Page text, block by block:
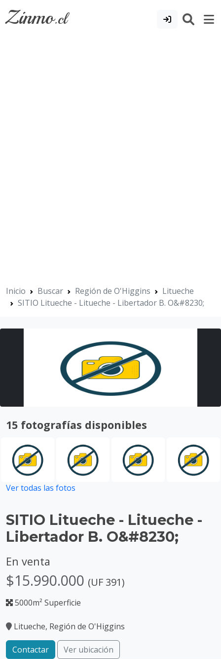
Zinmo.cl
Inicio Buscar Región de O'Higgins
Litueche
SITIO Litueche - Litueche - Libertador B. O&#8230;
15 fotografías disponibles
Ver todas las fotos
SITIO Litueche - Litueche -
Libertador B. O&#8230;
En venta
$15.990.000 (UF 391)
5000m² Superficie
Litueche, Región de O'Higgins
Contactar
Ver ubicación